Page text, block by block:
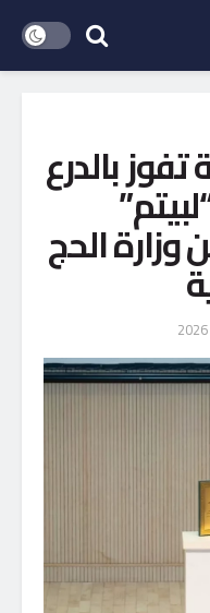
بالدرع
وزارة الحج